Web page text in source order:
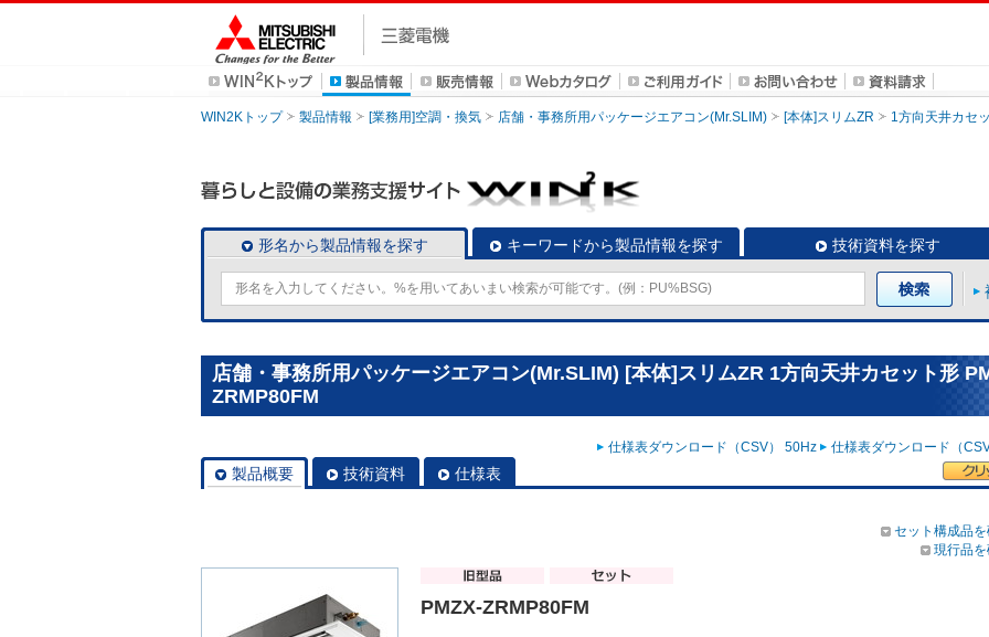
WIN2Kトップ 製品情報 [業務用]空調・換気 店舗・事務所用パッケージエアコン(Mr.SLIM) [本体]スリムZR 1方向天井カセ
形名から製品情報を探す キーワードから製品情報を探す 技術資料を探す
店舗・事務所用パッケージエアコン(Mr.SLIM) [本体]スリムZR 1方向天井カセット形
ZRMP80FM
仕様表ダウンロード（CSV） 50Hz 仕様表ダウンロード（
製品概要 技術資料 仕様表
セット構成品
現行品
PMZX-ZRMP80FM